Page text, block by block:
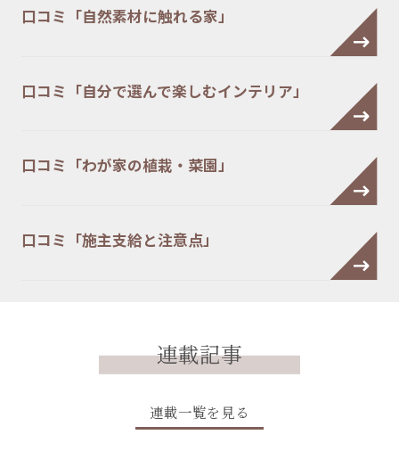
口コミ「自然素材に触れる家」
口コミ「自分で選んで楽しむインテリア」
口コミ「わが家の植栽・菜園」
口コミ「施主支給と注意点」
連載記事
連載一覧を見る